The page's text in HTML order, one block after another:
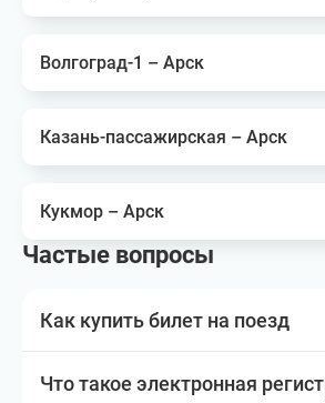
Волгоград-1 – Арск
Казань-пассажирская – Арск
Кукмор – Арск
Частые вопросы
Как купить билет на поезд
Что такое электронная